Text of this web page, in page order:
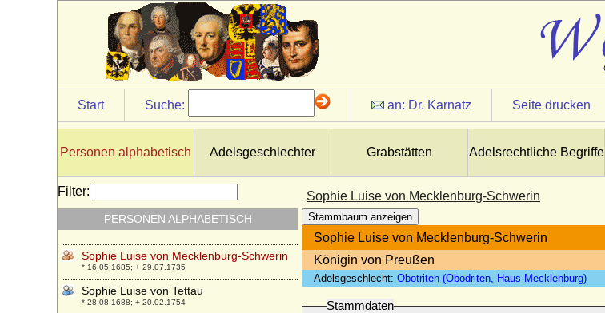
Start Suche: an: Dr. Karnatz Seite drucken
Personen alphabetisch Adelsgeschlechter Grabstätten Adelsrechtliche Begriffe
Sophie Luise von Mecklenburg-Schwerin
Stammbaum anzeigen
Sophie Luise von Mecklenburg-Schwerin
Königin von Preußen
Adelsgeschlecht: Obotriten (Obodriten, Haus Mecklenburg)
Stammdaten
Filter:
PERSONEN ALPHABETISCH
Reetz)
* 26.08.1752; + 26.04.1805
Sophie Luise Ernestine von Platen (a.d.H.
Demerthin)
* 11.09.1733; + 18.08.1799
Sophie Luise Friederike Ulrike Finck von
Finckenstein, Gräfin
Levetzow (Sophie von Levetzow)
* 17.12.1784; + 08.06.1858
Sophie Luise Henriette Moers
* 10.03.1777; + 18.02.1805
Sophie Luise Henriette von Wedel
* 27.03.1750; + 02.07.1773
Sophie Luise von Mecklenburg-Schwerin
* 16.05.1685; + 29.07.1735
Sophie Luise von Tettau
* 28.08.1688; + 20.02.1754